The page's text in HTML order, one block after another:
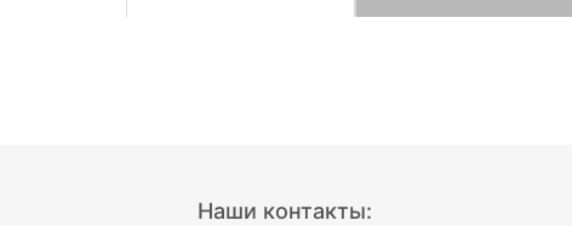
Наши контакты: